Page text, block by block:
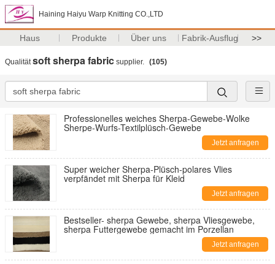
Haining Haiyu Warp Knitting CO.,LTD
Haus Produkte Über uns Fabrik-Ausflug >>
Qualitätsoft sherpa fabric supplier. (105)
Professionelles weiches Sherpa-Gewebe-Wolke
Sherpe-Wurfs-Textilplüsch-Gewebe
Jetzt anfragen
Super weicher Sherpa-Plüsch-polares Vlies
verpfändet mit Sherpa für Kleid
Jetzt anfragen
Bestseller- sherpa Gewebe, sherpa Vliesgewebe,
sherpa Futtergewebe gemacht im Porzellan
Jetzt anfragen